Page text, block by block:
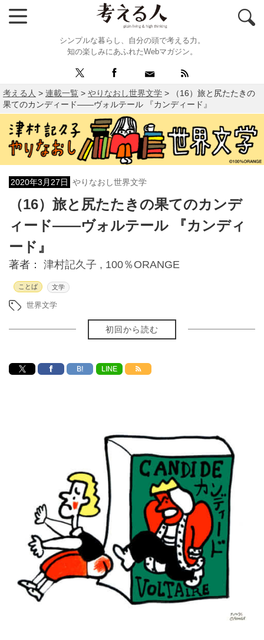
シンプルな暮らし、自分の頭で考える力。
知の楽しみにあふれたWebマガジン。
考える人 > 連載一覧 > やりなおし世界文学 >
（16）旅と尻たたきの
果てのカンディード――ヴォルテール 『カンディード』
2020年3月27日 やりなおし世界文学
（16）旅と尻たたきの果てのカンデ
ィード――ヴォルテール 『カンディ
ード』
著者： 津村記久子 , 100％ORANGE
ことば 文学
世界文学
初回から読む
B! LINE